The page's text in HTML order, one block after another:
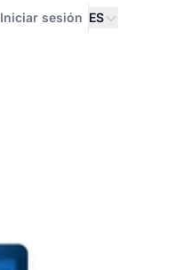
Iniciar sesión ES